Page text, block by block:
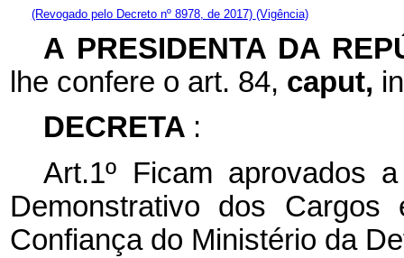
(Revogado pelo Decreto nº 8978, de 2017) (Vigência)
A PRESIDENTA DA
lhe confere o art. 84, caput,
DECRETA :
Art.1º Ficam aprovados
Demonstrativo dos
Confiança do Ministério da